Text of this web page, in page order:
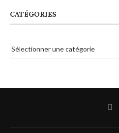
CATÉGORIES